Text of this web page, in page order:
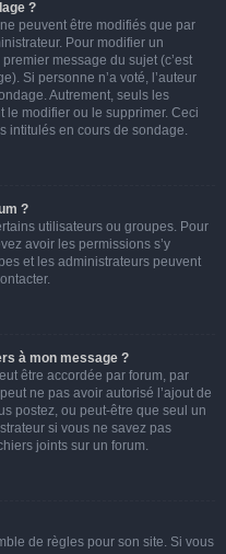
?
peuvent être modifiés que par
Pour modifier un
message du sujet (c’est
Si personne n’a voté, l’auteur
Autrement, seuls les
le modifier ou le supprimer. Ceci
intitulés en cours de sondage.
?
utilisateurs ou groupes. Pour
avoir les permissions s’y
et les administrateurs peuvent
à mon message ?
être accordée par forum, par
ne pas avoir autorisé l’ajout de
postez, ou peut-être que seul un
si vous ne savez pas
joints sur un forum.
de règles pour son site. Si vous